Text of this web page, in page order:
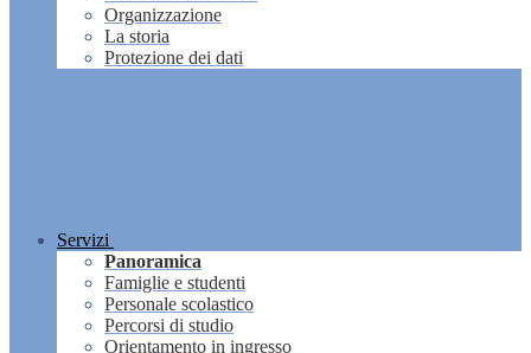
Organizzazione
La storia
Protezione dei dati
Servizi
Panoramica
Famiglie e studenti
Personale scolastico
Percorsi di studio
Orientamento in ingresso